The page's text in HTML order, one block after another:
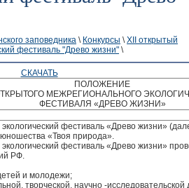
заповедника \ Конкурсы \XII открытый
фестиваль "Древо жизни" \
СКАЧАТЬ
ПОЛОЖЕНИЕ
МЕЖРЕГИОНАЛЬНОГО
ФЕСТИВАЛЯ «ДРЕВО ЖИЗНИ»
фестиваль «Древо жизни»
«Твоя природа».
фестиваль «Древо жизни»
РФ.
и молодежи;
творческой, научно -исследовательской